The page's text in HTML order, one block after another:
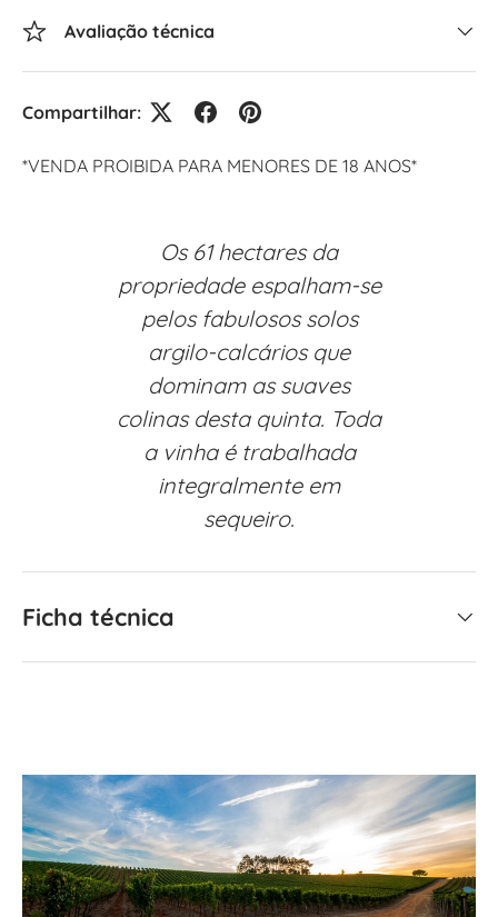
Avaliação técnica
Compartilhar:
*VENDA PROIBIDA PARA MENORES DE 18 ANOS*
Os 61 hectares da
propriedade espalham-se
pelos fabulosos solos
argilo-calcários que
dominam as suaves
colinas desta quinta. Toda
a vinha é trabalhada
integralmente em
sequeiro.
Ficha técnica